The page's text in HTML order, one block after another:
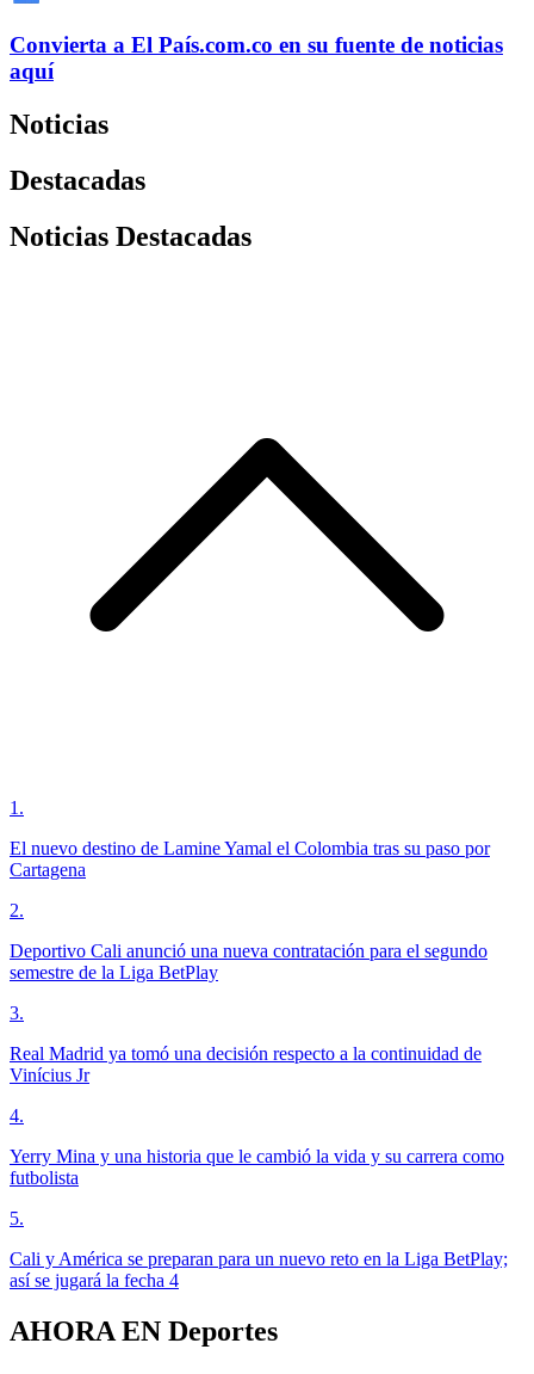
Convierta a El País.com.co en su fuente de noticias
aquí
Noticias
Destacadas
Noticias Destacadas
1 .
El nuevo destino de Lamine Yamal el Colombia tras su paso por
Cartagena
2.
Deportivo Cali anunció una nueva contratación para el segundo
semestre de la Liga BetPlay
3.
Real Madrid ya tomó una decisión respecto a la continuidad de
Vinícius Jr
4.
Yerry Mina y una historia que le cambió la vida y su carrera como
futbolista
5.
Cali y América se preparan para un nuevo reto en la Liga BetPlay;
así se jugará la fecha 4
AHORA EN Deportes